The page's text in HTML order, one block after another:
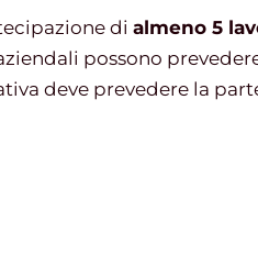
di almeno 5
possono
deve prevedere la